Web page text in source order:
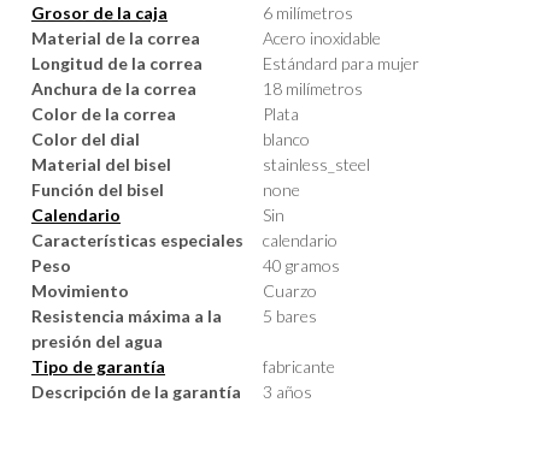
Grosor de la caja
6 milímetros
Material de la correa
Acero inoxidable
Longitud de la correa
Estándard para mujer
Anchura de la correa
18 milímetros
Color de la correa
Plata
Color del dial
blanco
Material del bisel
stainless_steel
Función del bisel
none
Calendario
Sin
Características especiales
calendario
Peso
40 gramos
Movimiento
Cuarzo
Resistencia máxima a la
presión del agua
5 bares
Tipo de garantía
fabricante
Descripción de la garantía
3 años